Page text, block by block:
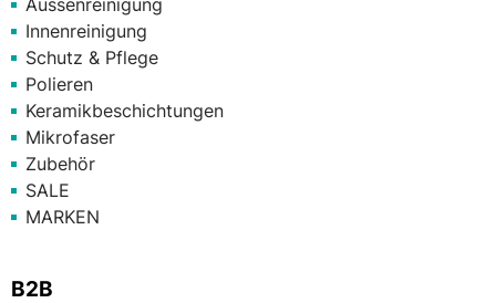
Aussenreinigung
Innenreinigung
Schutz & Pflege
Polieren
Keramikbeschichtungen
Mikrofaser
Zubehör
SALE
MARKEN
B2B